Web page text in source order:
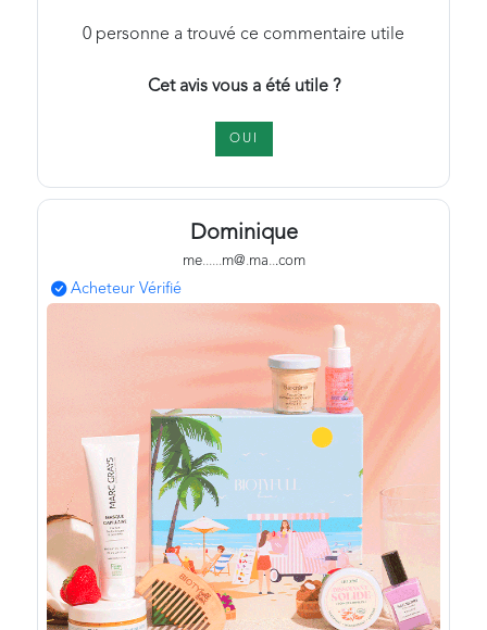
0 personne a trouvé ce commentaire utile
Cet avis vous a été utile ?
OUI
Dominique
me......m@.ma...com
Acheteur Vérifié